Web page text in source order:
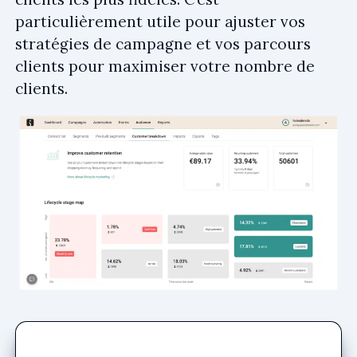
particulièrement utile pour ajuster vos
stratégies de campagne et vos parcours
clients pour maximiser votre nombre de
clients.